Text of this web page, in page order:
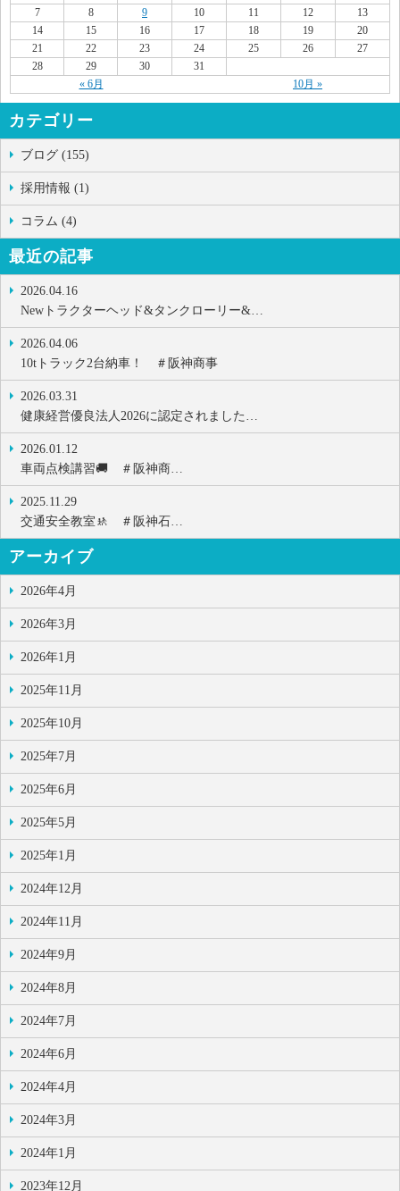
« 6月 10月 »
7
8 9 10 11 12
13
14
15 16 17 18 19
20
21
22 23 24 25 26
27
28
29 30 31
カテゴリー
ブログ (155)
採用情報 (1)
コラム (4)
最近の記事
2026.04.16
Newトラクターヘッド&タンクローリー&…
2026.04.06
10tトラック2台納車！ ＃阪神商事
2026.03.31
健康経営優良法人2026に認定されました…
2026.01.12
車両点検講習🚚 ＃阪神商…
2025.11.29
交通安全教室🚸 ＃阪神石…
アーカイブ
2026年4月
2026年3月
2026年1月
2025年11月
2025年10月
2025年7月
2025年6月
2025年5月
2025年1月
2024年12月
2024年11月
2024年9月
2024年8月
2024年7月
2024年6月
2024年4月
2024年3月
2024年1月
2023年12月